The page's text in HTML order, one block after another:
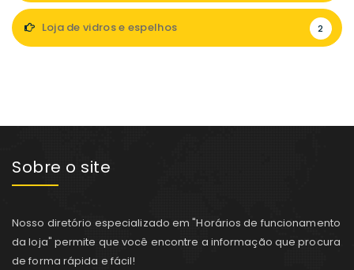
Loja de vidros e espelhos 2
Sobre o site
Nosso diretório especializado em "Horários de funcionamento
da loja" permite que você encontre a informação que procura
de forma rápida e fácil!